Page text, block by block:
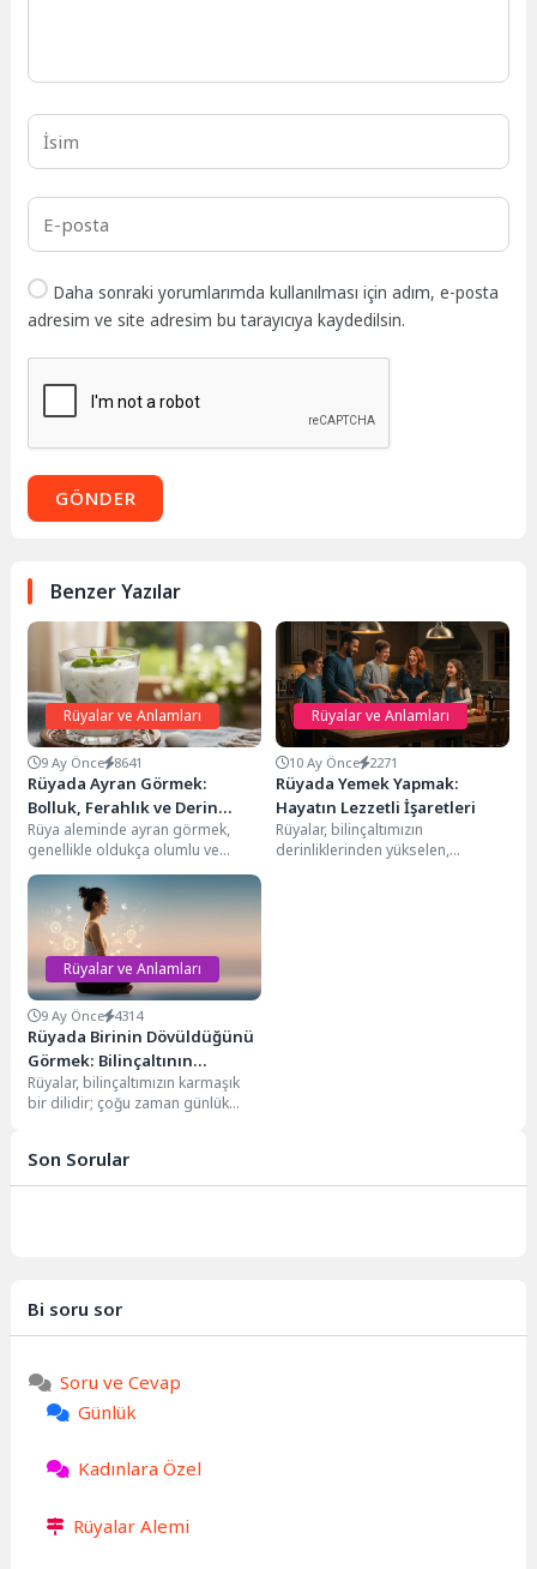
Daha sonraki yorumlarımda kullanılması için adım, e-posta
adresim ve site adresim bu tarayıcıya kaydedilsin.
GÖNDER
Benzer Yazılar
Rüyalar ve Anlamları
9 Ay Önce 8641
Rüyada Ayran Görmek:
Bolluk, Ferahlık ve Derin
Anlamlar
Rüya aleminde ayran görmek,
genellikle oldukça olumlu ve
bereketli mesajlar taşıyan bir
simgedir. Bu ferahlatıcı...
Rüyalar ve Anlamları
10 Ay Önce 2271
Rüyada Yemek Yapmak:
Hayatın Lezzetli İşaretleri
Rüyalar, bilinçaltımızın
derinliklerinden yükselen,
Rüyalar ve Anlamları
9 Ay Önce 4314
Rüyada Birinin Dövüldüğünü
Görmek: Bilinçaltının
Mesajları
Rüyalar, bilinçaltımızın karmaşık
bir dilidir; çoğu zaman günlük
Son Sorular
Bi soru sor
Soru ve Cevap
Günlük
Kadınlara Özel
Rüyalar Alemi